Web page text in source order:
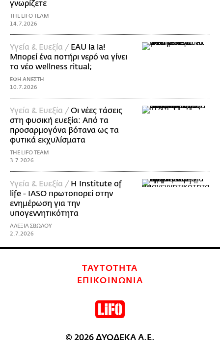
γνωρίζετε
THE LIFO TEAM
14.7.2026
Υγεία & Ευεξία / EAU la la!
Μπορεί ένα ποτήρι νερό να γίνει
το νέο wellness ritual;
ΕΦΗ ΑΝΕΣΤΗ
10.7.2026
Υγεία & Ευεξία /Οι νέες τάσεις
στη φυσική ευεξία: Από τα
προσαρμογόνα βότανα ως τα
φυτικά εκχυλίσματα
THE LIFO TEAM
3.7.2026
Υγεία & Ευεξία / Η Institute of
life - IASO πρωτοπορεί στην
ενημέρωση για την
υπογεννητικότητα
ΑΛΕΞΙΑ ΣΒΩΛΟΥ
2.7.2026
ΤΑΥΤΟΤΗΤΑ
ΕΠΙΚΟΙΝΩΝΙΑ
© 2026 ΔΥΟΔΕΚΑ Α.Ε.